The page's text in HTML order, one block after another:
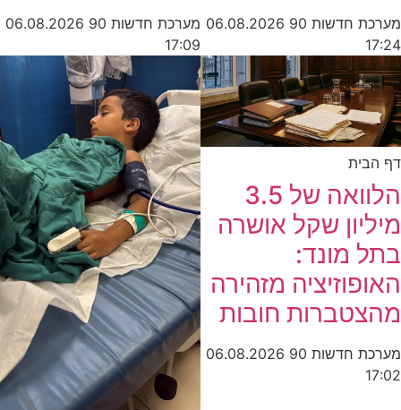
מערכת חדשות 90
06.08.2026
17:24
מערכת חדשות 90
06.08.2026
17:09
דף הבית
הלוואה של 3.5
מיליון שקל אושרה
בתל מונד:
האופוזיציה מזהירה
מהצטברות חובות
מערכת חדשות 90
06.08.2026
17:02